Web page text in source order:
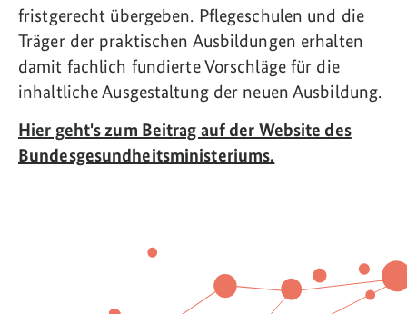
fristgerecht übergeben. Pflegeschulen und die
Träger der praktischen Ausbildungen erhalten
damit fachlich fundierte Vorschläge für die
inhaltliche Ausgestaltung der neuen Ausbildung.
Hier geht's zum Beitrag auf der Website des
Bundesgesundheitsministeriums.